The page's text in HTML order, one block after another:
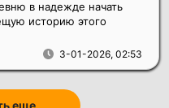
3-01-2026, 02:53
в надежде начать
историю этого